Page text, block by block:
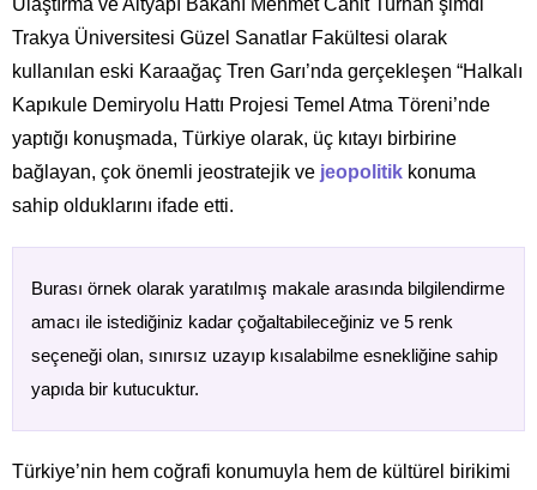
Trakya Üniversitesi Güzel Sanatlar Fakültesi olarak
kullanılan eski Karaağaç Tren Garı’nda gerçekleşen “Halkalı
Kapıkule Demiryolu Hattı Projesi Temel Atma Töreni’nde
yaptığı konuşmada, Türkiye olarak, üç kıtayı birbirine
bağlayan, çok önemli jeostratejik ve jeopolitik konuma
sahip olduklarını ifade etti.
Burası örnek olarak yaratılmış makale arasında bilgilendirme
amacı ile istediğiniz kadar çoğaltabileceğiniz ve 5 renk
seçeneği olan, sınırsız uzayıp kısalabilme esnekliğine sahip
yapıda bir kutucuktur.
Türkiye’nin hem coğrafi konumuyla hem de kültürel birikimi